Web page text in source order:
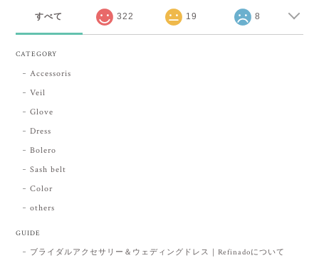
すべて 322 19 8
CATEGORY
Accessoris
Veil
Glove
Dress
Bolero
Sash belt
Color
others
GUIDE
ブライダルアクセサリー＆ウェディングドレス｜Refinadoについて